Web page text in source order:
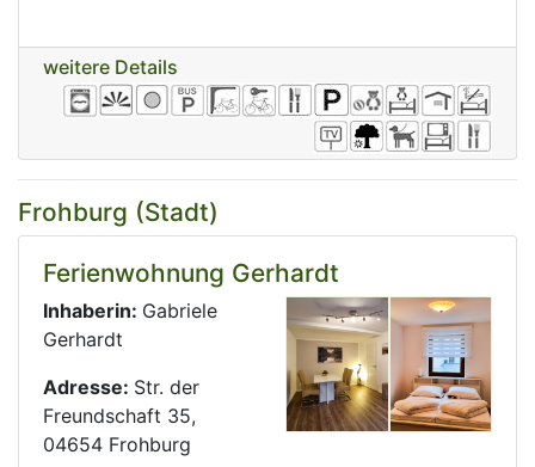
weitere Details
Frohburg (Stadt)
Ferienwohnung Gerhardt
Inhaberin: Gabriele
Gerhardt
Adresse: Str. der
Freundschaft 35,
04654 Frohburg